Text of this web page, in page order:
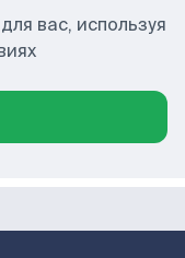
вас, используя